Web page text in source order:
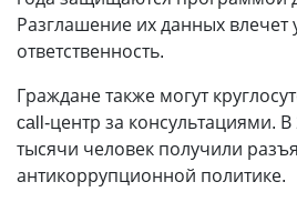
Разглашение их данных влечет
ответственность.
Граждане также могут
call-центр за консультациями. В
тысячи человек получили
антикоррупционной политике.